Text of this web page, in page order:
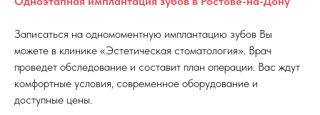
Записаться на одномоментную имплантацию зубов Вы
можете в клинике «Эстетическая стоматология». Врач
проведет обследование и составит план операции. Вас ждут
комфортные условия, современное оборудование и
доступные цены.